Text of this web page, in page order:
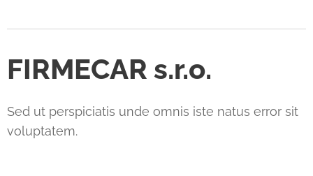
FIRMECAR s.r.o.
Sed ut perspiciatis unde omnis iste natus error sit
voluptatem.